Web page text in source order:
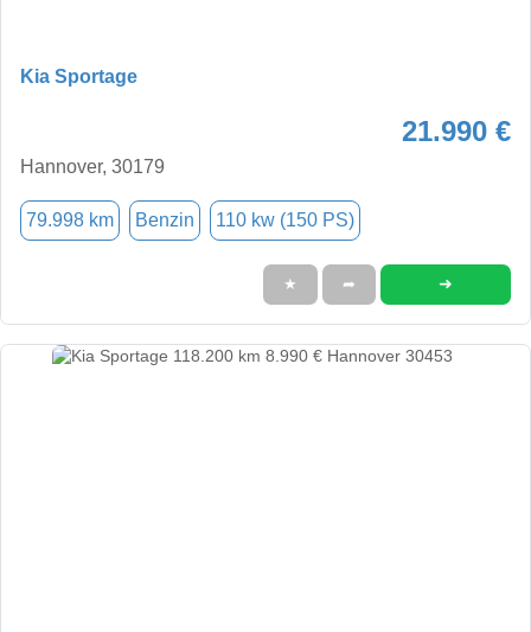
Kia Sportage
21.990 €
Hannover, 30179
79.998 km Benzin 110 kw (150 PS)
★ ➦ ➜